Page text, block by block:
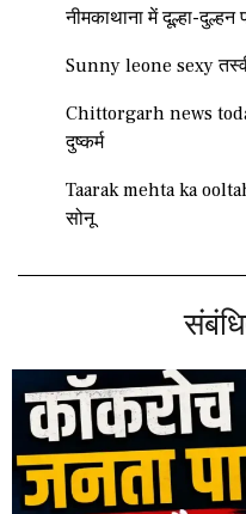
नीमकाथाना में दूल्हा-
Sunny leone sexy
Chittorgarh news
दुष्कर्म
Taarak mehta ka
सोनू